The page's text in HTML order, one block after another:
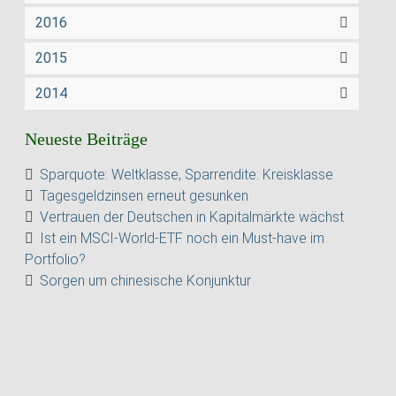
2016
2015
2014
Neueste Beiträge
Sparquote: Weltklasse, Sparrendite: Kreisklasse
Tagesgeldzinsen erneut gesunken
Vertrauen der Deutschen in Kapitalmärkte wächst
Ist ein MSCI-World-ETF noch ein Must-have im
Portfolio?
Sorgen um chinesische Konjunktur